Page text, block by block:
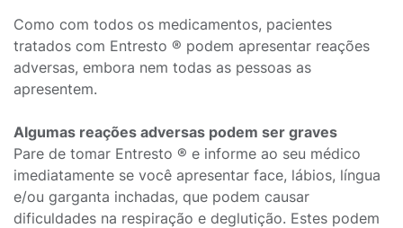
Como com todos os medicamentos, pacientes
tratados com Entresto ® podem apresentar reações
adversas, embora nem todas as pessoas as
apresentem.
Algumas reações adversas podem ser graves
Pare de tomar Entresto ® e informe ao seu médico
imediatamente se você apresentar face, lábios, língua
e/ou garganta inchadas, que podem causar
dificuldades na respiração e deglutição. Estes podem